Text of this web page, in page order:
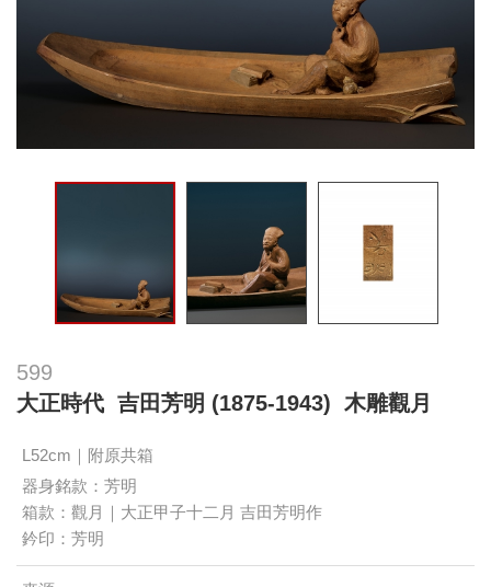
599
大正時代 吉田芳明 (1875-1943) 木雕觀月
L52cm｜附原共箱
器身銘款：芳明
箱款：觀月｜大正甲子十二月 吉田芳明作
鈐印：芳明